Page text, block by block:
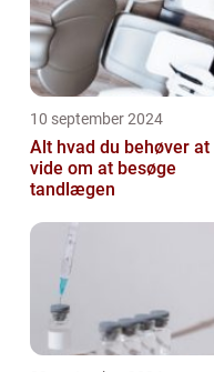
10 september 2024
Alt hvad du behøver at
vide om at besøge
tandlægen